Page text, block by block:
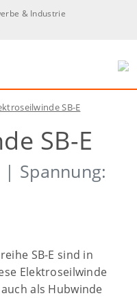
& Industrie
SB-E
SB-E
Spannung:
SB-E sind in
Elektroseilwinde
als Hubwinde